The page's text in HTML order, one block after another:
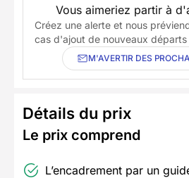
Vous aimeriez partir à
Créez une alerte et nous
cas d'ajout de nouveaux départs
M'AVERTIR DES
Détails du prix
Le prix comprend
L’encadrement par un